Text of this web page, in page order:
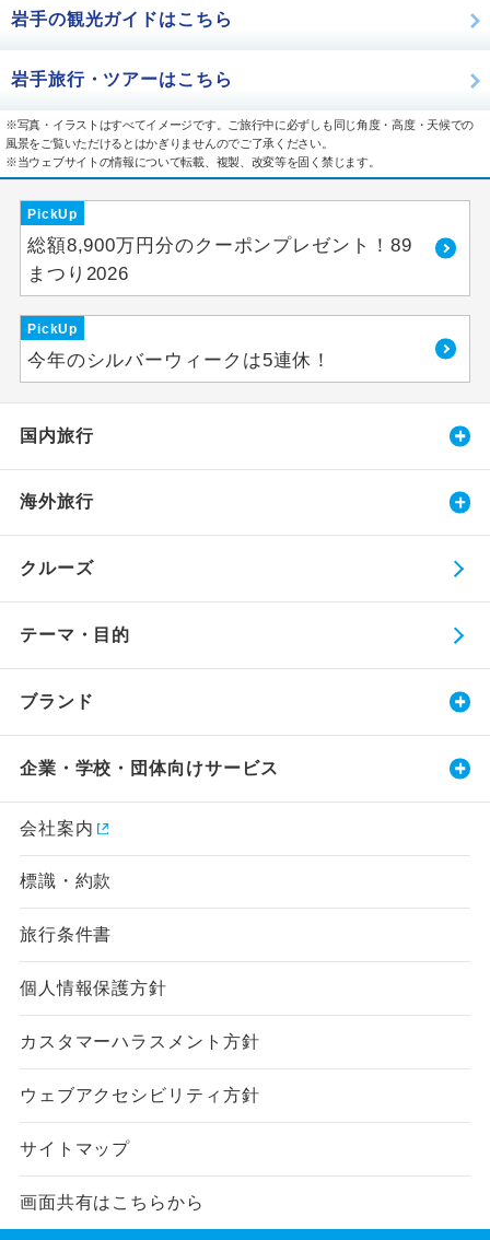
岩手の観光ガイドはこちら
岩手旅行・ツアーはこちら
※写真・イラストはすべてイメージです。ご旅行中に必ずしも同じ角度・高度・天候での
風景をご覧いただけるとはかぎりませんのでご了承ください。
※当ウェブサイトの情報について転載、複製、改変等を固く禁じます。
PickUp
総額8,900万円分のクーポンプレゼント！89
まつり2026
PickUp
今年のシルバーウィークは5連休！
国内旅行
海外旅行
クルーズ
テーマ・目的
ブランド
企業・学校・団体向けサービス
会社案内
標識・約款
旅行条件書
個人情報保護方針
カスタマーハラスメント方針
ウェブアクセシビリティ方針
サイトマップ
画面共有はこちらから